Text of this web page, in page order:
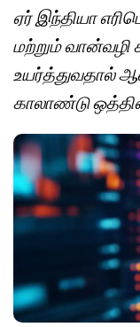
ஏர் இந்தியா
மற்றும் வான்வழி
உயர்த்துவதால்
காலாண்டு